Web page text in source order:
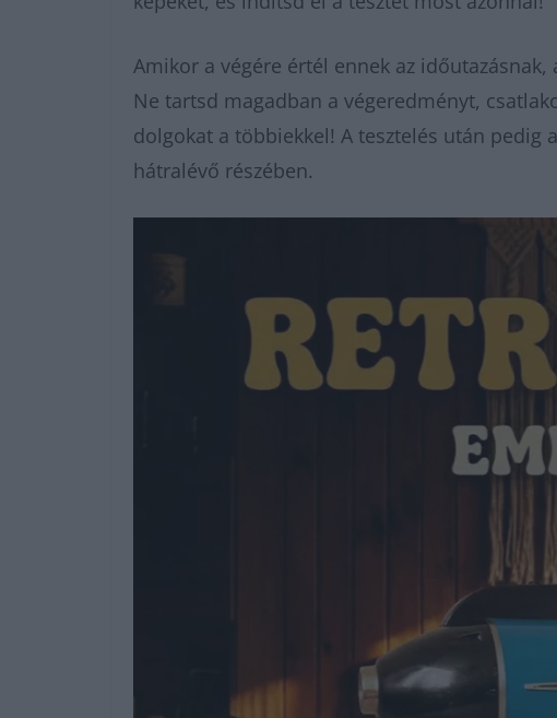
Amikor a végére értél ennek az időutazásnak,
Ne tartsd magadban a végeredményt,
dolgokat a többiekkel! A tesztelés után pedig a
hátralévő részében.